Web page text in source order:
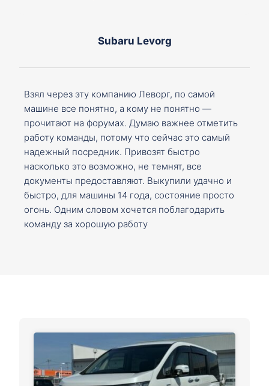
Subaru Levorg
Взял через эту компанию Леворг, по самой
машине все понятно, а кому не понятно —
прочитают на форумах. Думаю важнее отметить
работу команды, потому что сейчас это самый
надежный посредник. Привозят быстро
насколько это возможно, не темнят, все
документы предоставляют. Выкупили удачно и
быстро, для машины 14 года, состояние просто
огонь. Одним словом хочется поблагодарить
команду за хорошую работу